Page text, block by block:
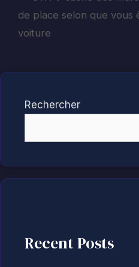
de place selon que vous
voiture
Rechercher
Recent Posts